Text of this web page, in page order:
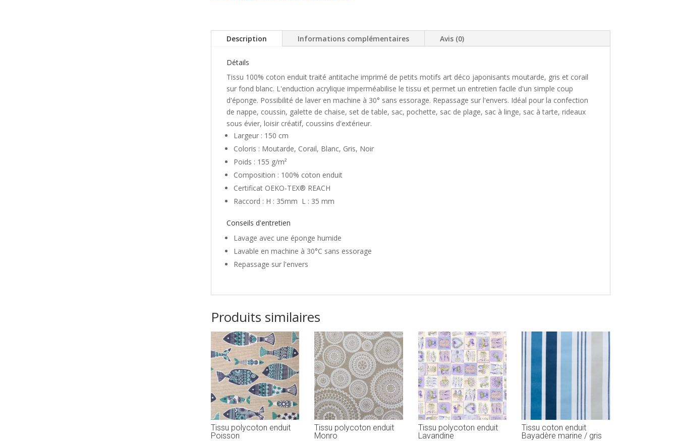
Description Informations complémentaires Avis (0)
Détails
Tissu 100% coton enduit traité antitache imprimé de petits motifs art déco japonisants moutarde, gris et corail
sur fond blanc. L'enduction acrylique imperméabilise le tissu et permet un entretien facile d'un simple coup
d'éponge. Possibilité de laver en machine à 30° sans essorage. Repassage sur l'envers. Idéal pour la confection
de nappe, coussin, galette de chaise, set de table, sac, pochette, sac de plage, sac à linge, sac à tarte, rideaux
sous évier, loisir créatif, coussins d'extérieur.
Largeur : 150 cm
Coloris : Moutarde, Corail, Blanc, Gris, Noir
Poids : 155 g/m²
Composition : 100% coton enduit
Certificat OEKO-TEX® REACH
Raccord : H : 35mm L : 35 mm
Conseils d'entretien
Lavage avec une éponge humide
Lavable en machine à 30°C sans essorage
Repassage sur l'envers
Produits similaires
Tissu polycoton enduit
Poisson
Tissu polycoton enduit
Monro
Tissu polycoton enduit
Lavandine
Tissu coton enduit
Bayadère marine / gris